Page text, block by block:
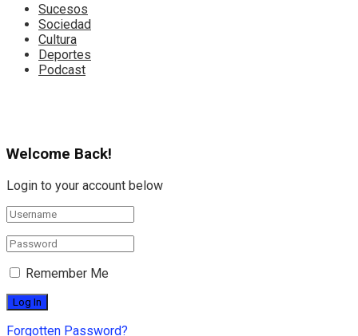
Sucesos
Sociedad
Cultura
Deportes
Podcast
Welcome Back!
Login to your account below
Remember Me
Forgotten Password?